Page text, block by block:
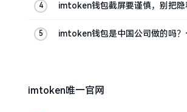
imtoken钱包截屏要谨慎，别把隐
imtoken钱包是中国公司做的吗？
imtoken唯一官网